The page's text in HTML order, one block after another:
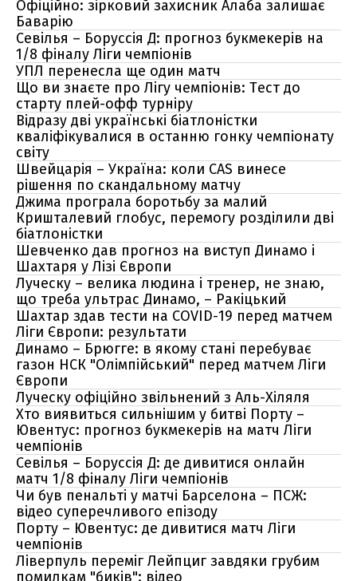
Офіційно: зірковий захисник Алаба залишає
Баварію
Севілья – Боруссія Д: прогноз букмекерів на
1/8 фіналу Ліги чемпіонів
УПЛ перенесла ще один матч
Що ви знаєте про Лігу чемпіонів: Тест до
старту плей-офф турніру
Відразу дві українські біатлоністки
кваліфікувалися в останню гонку чемпіонату
світу
Швейцарія – Україна: коли CAS винесе
рішення по скандальному матчу
Джима програла боротьбу за малий
Кришталевий глобус, перемогу розділили дві
біатлоністки
Шевченко дав прогноз на виступ Динамо і
Шахтаря у Лізі Європи
Луческу – велика людина і тренер, не знаю,
що треба ультрас Динамо, – Ракіцький
Шахтар здав тести на COVID-19 перед матчем
Ліги Європи: результати
Динамо – Брюгге: в якому стані перебуває
газон НСК "Олімпійський" перед матчем Ліги
Європи
Луческу офіційно звільнений з Аль-Хіляля
Хто виявиться сильнішим у битві Порту –
Ювентус: прогноз букмекерів на матч Ліги
чемпіонів
Севілья – Боруссія Д: де дивитися онлайн
матч 1/8 фіналу Ліги чемпіонів
Чи був пенальті у матчі Барселона – ПСЖ:
відео суперечливого епізоду
Порту – Ювентус: де дивитися матч Ліги
чемпіонів
Ліверпуль переміг Лейпциг завдяки грубим
помилкам "биків": відео